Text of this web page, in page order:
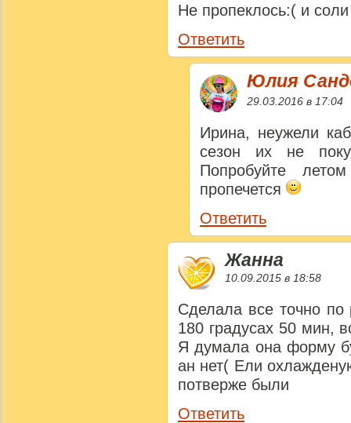
Не пропеклось:( и
Ответить
Юлия
29.03.2016 в 17:04
Ирина, неужели
сезон их не
Попробуйте
пропечется
Ответить
Жанна
10.09.2015 в 18:58
Сделала все точно по
180 градусах 50 мин,
Я думала она форму
ан нет( Ели
потверже были
Ответить